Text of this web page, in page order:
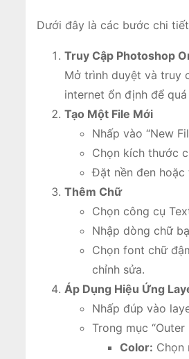
Dưới đây là các bước chi
Truy Cập Photoshop
Mở trình duyệt và truy
internet ổn định để
Tạo Một File Mới
Nhấp vào “New
Chọn kích thước
Đặt nền đen hoặc
Thêm Chữ
Chọn công cụ
Nhập dòng chữ
Chọn font chữ
chỉnh sửa.
Áp Dụng Hiệu Ứng
Nhấp đúp vào
Trong mục “Outer
Color: Chọn